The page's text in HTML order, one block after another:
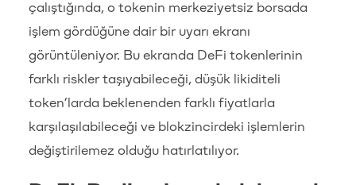
çalıştığında, o tokenin merkeziyetsiz borsada
işlem gördüğüne dair bir uyarı ekranı
görüntüleniyor. Bu ekranda DeFi tokenlerinin
farklı riskler taşıyabileceği, düşük likiditeli
token’larda beklenenden farklı fiyatlarla
karşılaşılabileceği ve blokzincirdeki işlemlerin
değiştirilemez olduğu hatırlatılıyor.